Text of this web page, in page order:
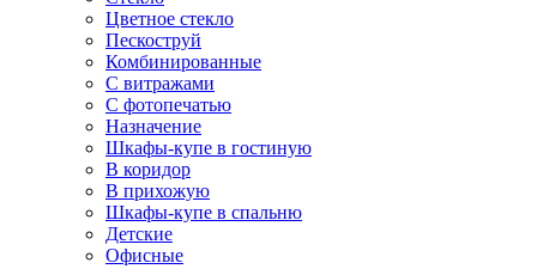
Цветное стекло
Пескоструй
Комбинированные
С витражами
С фотопечатью
Назначение
Шкафы-купе в гостиную
В коридор
В прихожую
Шкафы-купе в спальню
Детские
Офисные